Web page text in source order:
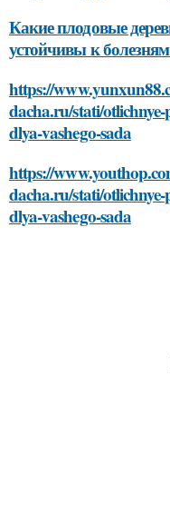
Какие плодовые
устойчивы к
https://
dacha.ru/stati/
dlya-vashego-sada
https://
dacha.ru/stati/
dlya-vashego-sada